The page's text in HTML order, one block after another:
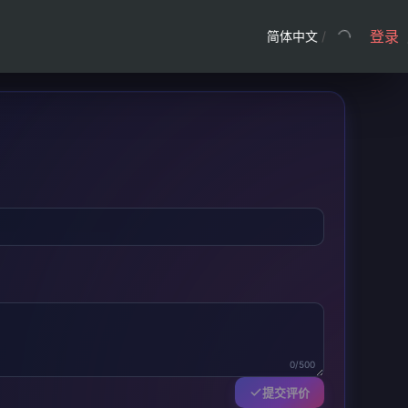
简体中文 / 登录
0/500
提交评价